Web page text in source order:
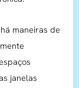
maneiras de
janelas